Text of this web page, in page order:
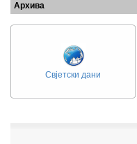
Архива
Свјетски дани